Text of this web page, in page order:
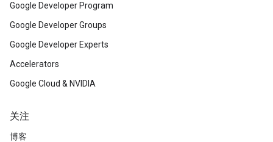
Google Developer Program
Google Developer Groups
Google Developer Experts
Accelerators
Google Cloud & NVIDIA
关注
博客